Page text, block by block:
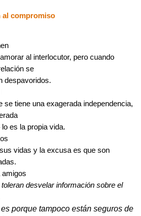
al compromiso
al interlocutor, pero cuando
se
despavoridos.
se tiene una exagerada independencia,
es la propia vida.
vidas y la excusa es que son
amigos
toleran desvelar información sobre el
porque tampoco están seguros de